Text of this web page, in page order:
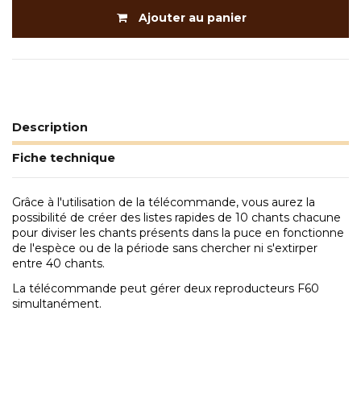
Ajouter au panier
Description
Fiche technique
Grâce à l'utilisation de la télécommande, vous aurez la
possibilité de créer des listes rapides de 10 chants chacune
pour diviser les chants présents dans la puce en fonctionne
de l'espèce ou de la période sans chercher ni s'extirper
entre 40 chants.
La télécommande peut gérer deux reproducteurs F60
simultanément.